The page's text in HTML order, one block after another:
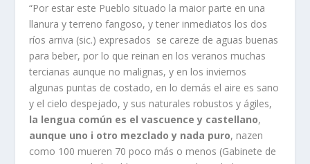
“Por estar este Pueblo situado la maior parte en una
llanura y terreno fangoso, y tener inmediatos los dos
ríos arriva (sic.) expresados se careze de aguas buenas
para beber, por lo que reinan en los veranos muchas
tercianas aunque no malignas, y en los inviernos
algunas puntas de costado, en lo demás el aire es sano
y el cielo despejado, y sus naturales robustos y ágiles,
la lengua común es el vascuence y castellano,
aunque uno i otro mezclado y nada puro, nazen
como 100 mueren 70 poco más o menos (Gabinete de